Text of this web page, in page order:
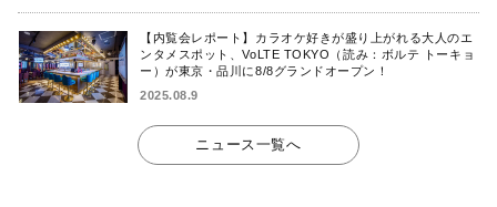
【内覧会レポート】カラオケ好きが盛り上がれる大人のエ
ンタメスポット、VoLTE TOKYO（読み：ボルテ トーキョ
ー）が東京・品川に8/8グランドオープン！
2025.08.9
ニュース一覧へ